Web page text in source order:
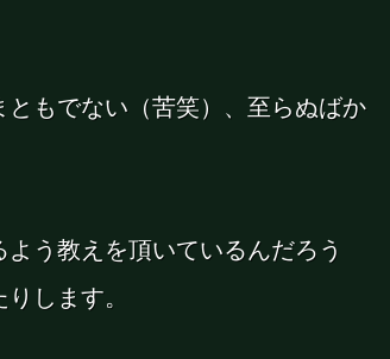
ともでない（苦笑）、至らぬばか
う教えを頂いているんだろう
します。